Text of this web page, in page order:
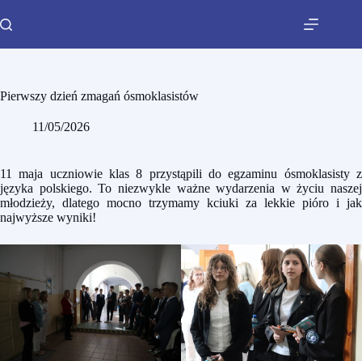
Pierwszy dzień zmagań ósmoklasistów
11/05/2026
11 maja uczniowie klas 8 przystąpili do egzaminu ósmoklasisty z
języka polskiego. To niezwykle ważne wydarzenia w życiu naszej
młodzieży, dlatego mocno trzymamy kciuki za lekkie pióro i jak
najwyższe wyniki!